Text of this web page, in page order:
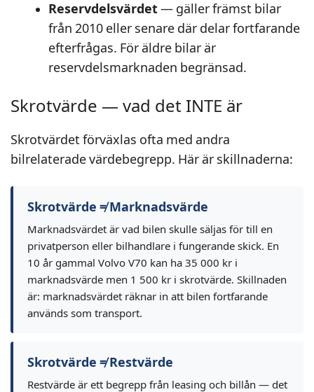
Reservdelsvärdet— gäller främst bilar
från 2010 eller senare där delar fortfarande
efterfrågas. För äldre bilar är
reservdelsmarknaden begränsad.
Skrotvärde — vad det INTE är
Skrotvärdet förväxlas ofta med andra
bilrelaterade värdebegrepp. Här är skillnaderna:
Skrotvärde ≠ Marknadsvärde
Marknadsvärdet är vad bilen skulle säljas för till en
privatperson eller bilhandlare i fungerande skick. En
10 år gammal Volvo V70 kan ha 35 000 kr i
marknadsvärde men 1 500 kr i skrotvärde. Skillnaden
är: marknadsvärdet räknar in att bilen fortfarande
används som transport.
Skrotvärde ≠ Restvärde
Restvärde är ett begrepp från leasing och billån — det